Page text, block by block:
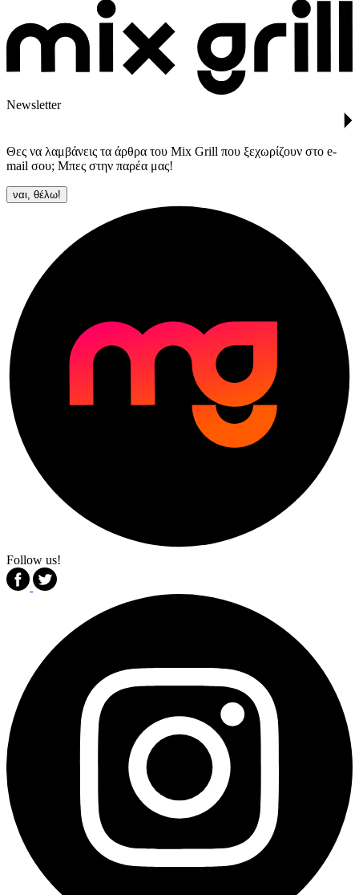
Newsletter
Θες να λαμβάνεις τα άρθρα του Mix Grill που ξεχωρίζουν στο e-
mail σου; Μπες στην παρέα μας!
Follow us!